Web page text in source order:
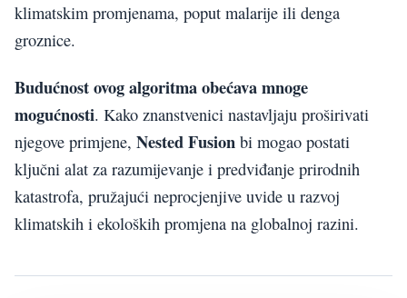
klimatskim promjenama, poput malarije ili denga
groznice.
Budućnost ovog algoritma obećava mnoge
mogućnosti. Kako znanstvenici nastavljaju proširivati
njegove primjene, Nested Fusion bi mogao postati
ključni alat za razumijevanje i predviđanje prirodnih
katastrofa, pružajući neprocjenjive uvide u razvoj
klimatskih i ekoloških promjena na globalnoj razini.